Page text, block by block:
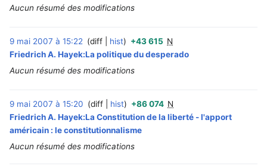
Aucun résumé des modifications
9 mai 2007 à 15:22 diff hist +43 615 N
Friedrich A. Hayek:La politique du desperado
Aucun résumé des modifications
9 mai 2007 à 15:20 diff hist +86 074 N
Friedrich A. Hayek:La Constitution de la liberté - l'apport
américain : le constitutionnalisme
Aucun résumé des modifications